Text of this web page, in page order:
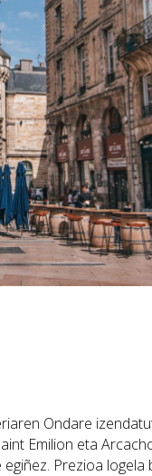
Ondare
Emilion eta
Prezioa